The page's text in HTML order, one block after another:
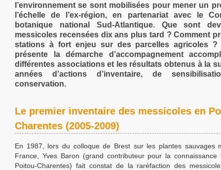
l’environnement se sont mobilisées pour mener un
l’échelle de l’ex-région, en partenariat avec le
botanique national Sud-Atlantique. Que sont
messicoles recensées dix ans plus tard ? Comment
stations à fort enjeu sur des parcelles agricoles ?
présente la démarche d’accompagnement
différentes associations et les résultats obtenus à la
années d’actions d’inventaire, de
conservation.
Le premier inventaire des messicoles en
Charentes (2005-2009)
En 1987, lors du colloque de Brest sur les plantes sauvages
France, Yves Baron (grand contributeur pour la connaissance
Poitou-Charentes) fait constat de la raréfaction des